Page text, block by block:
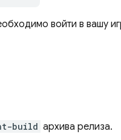
войти в вашу
build архива релиза.